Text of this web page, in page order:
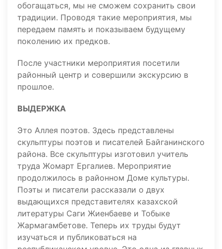
обогащаться, мы не сможем сохранить свои
традиции. Проводя такие мероприятия, мы
передаем память и показываем будущему
поколению их предков.
После участники мероприятия посетили
районный центр и совершили экскурсию в
прошлое.
ВЫДЕРЖКА
Это Аллея поэтов. Здесь представлены
скульптуры поэтов и писателей Байганинского
района. Все скульптуры изготовил учитель
труда Жомарт Ергалиев. Мероприятие
продолжилось в районном Доме культуры.
Поэты и писатели рассказали о двух
выдающихся представителях казахской
литературы Саги Жиенбаеве и Тобыке
Жармагамбетове. Теперь их труды будут
изучаться и публиковаться на